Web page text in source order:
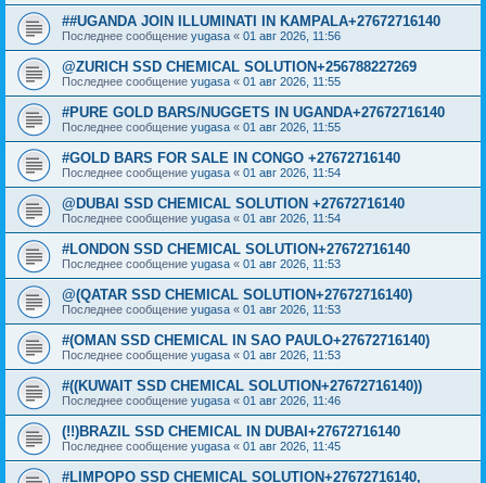
##UGANDA JOIN ILLUMINATI IN KAMPALA+27672716140
Последнее сообщение yugasa « 01 авг 2026, 11:56
@ZURICH SSD CHEMICAL SOLUTION+256788227269
Последнее сообщение yugasa « 01 авг 2026, 11:55
#PURE GOLD BARS/NUGGETS IN UGANDA+27672716140
Последнее сообщение yugasa « 01 авг 2026, 11:55
#GOLD BARS FOR SALE IN CONGO +27672716140
Последнее сообщение yugasa « 01 авг 2026, 11:54
@DUBAI SSD CHEMICAL SOLUTION +27672716140
Последнее сообщение yugasa « 01 авг 2026, 11:54
#LONDON SSD CHEMICAL SOLUTION+27672716140
Последнее сообщение yugasa « 01 авг 2026, 11:53
@(QATAR SSD CHEMICAL SOLUTION+27672716140)
Последнее сообщение yugasa « 01 авг 2026, 11:53
#(OMAN SSD CHEMICAL IN SAO PAULO+27672716140)
Последнее сообщение yugasa « 01 авг 2026, 11:53
#((KUWAIT SSD CHEMICAL SOLUTION+27672716140))
Последнее сообщение yugasa « 01 авг 2026, 11:46
(!!)BRAZIL SSD CHEMICAL IN DUBAI+27672716140
Последнее сообщение yugasa « 01 авг 2026, 11:45
#LIMPOPO SSD CHEMICAL SOLUTION+27672716140,